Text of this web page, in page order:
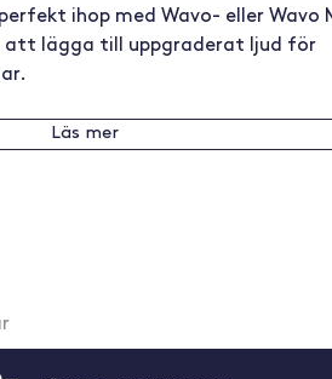
ihop med Wavo- eller Wavo
att lägga till uppgraderat ljud för
Läs mer